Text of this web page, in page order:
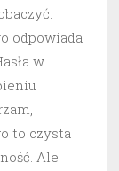
odpowiada
w
to czysta
Ale